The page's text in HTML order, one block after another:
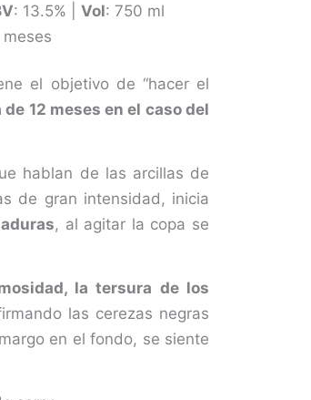
: 13.5% | Vol: 750 ml
meses
el objetivo de “hacer el
12 meses en el caso del
hablan de las arcillas de
de gran intensidad, inicia
, al agitar la copa se
la tersura de los
las cerezas negras
en el fondo, se siente